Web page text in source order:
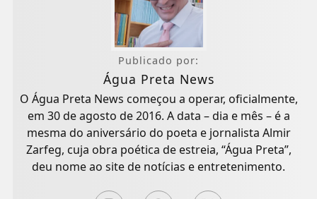
Publicado por:
Água Preta News
O Água Preta News começou a operar, oficialmente,
em 30 de agosto de 2016. A data – dia e mês – é a
mesma do aniversário do poeta e jornalista Almir
Zarfeg, cuja obra poética de estreia, “Água Preta”,
deu nome ao site de notícias e entretenimento.